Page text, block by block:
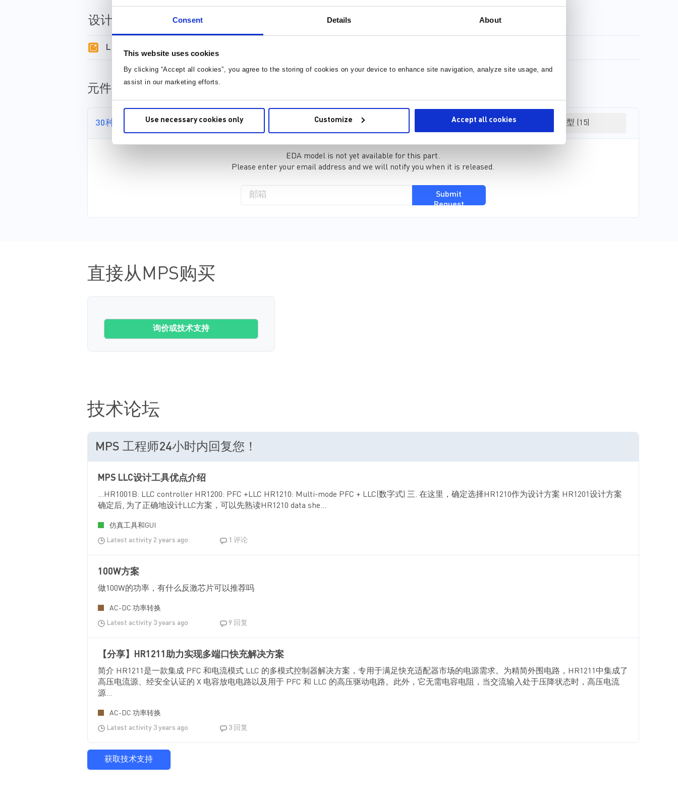
Consent Details About
This website uses cookies
By clicking “Accept all cookies”, you agree to the storing of cookies on your device to enhance site navigation, analyze site usage, and
assist in our marketing efforts.
Use necessary cookies only Customize Accept all cookies
设计工具
LLC Design Tool
元件库，封装库和 3D 模型
30种以上格式 3D 模型 (15)
EDA model is not yet available for this part.
Please enter your email address and we will notify you when it is released.
Submit
Request
直接从MPS购买
询价或技术支持
技术论坛
MPS 工程师24小时内回复您！
MPS LLC设计工具优点介绍
...HR1001B: LLC controller HR1200: PFC +LLC HR1210: Multi-mode PFC + LLC(数字式) 三. 在这里，确定选择HR1210作为设计方案 HR1201设计方案
确定后, 为了正确地设计LLC方案，可以先熟读HR1210 data she...
仿真工具和GUI
Latest activity 2 years ago 1 评论
100W方案
做100W的功率，有什么反激芯片可以推荐吗
AC-DC 功率转换
Latest activity 3 years ago 9 回复
【分享】HR1211助力实现多端口快充解决方案
简介 HR1211是一款集成 PFC 和电流模式 LLC 的多模式控制器解决方案，专用于满足快充适配器市场的电源需求。为精简外围电路，HR1211中集成了
高压电流源、经安全认证的 X 电容放电电路以及用于 PFC 和 LLC 的高压驱动电路。此外，它无需电容电阻，当交流输入处于压降状态时，高压电流
源...
AC-DC 功率转换
Latest activity 3 years ago 3 回复
获取技术支持